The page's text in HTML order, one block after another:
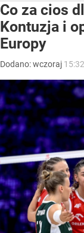
Co za cios
Kontuzja i
Europy
Dodano:wczoraj 15:32